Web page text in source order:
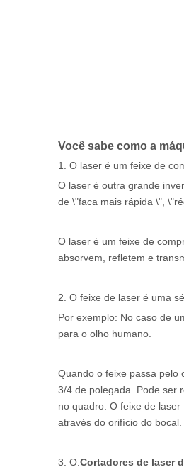
Você sabe como a
1. O laser é um feixe de
O laser é outra grande
de \"faca mais rápida \",
O laser é um feixe de
absorvem, refletem e
2. O feixe de laser é uma
Por exemplo: No caso de
para o olho humano.
Quando o feixe passa pelo
3/4 de polegada. Pode ser
no quadro. O feixe de
através do orifício do bocal.
3. O. Cortadores de laser